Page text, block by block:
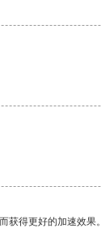
获得更好的加速效果。